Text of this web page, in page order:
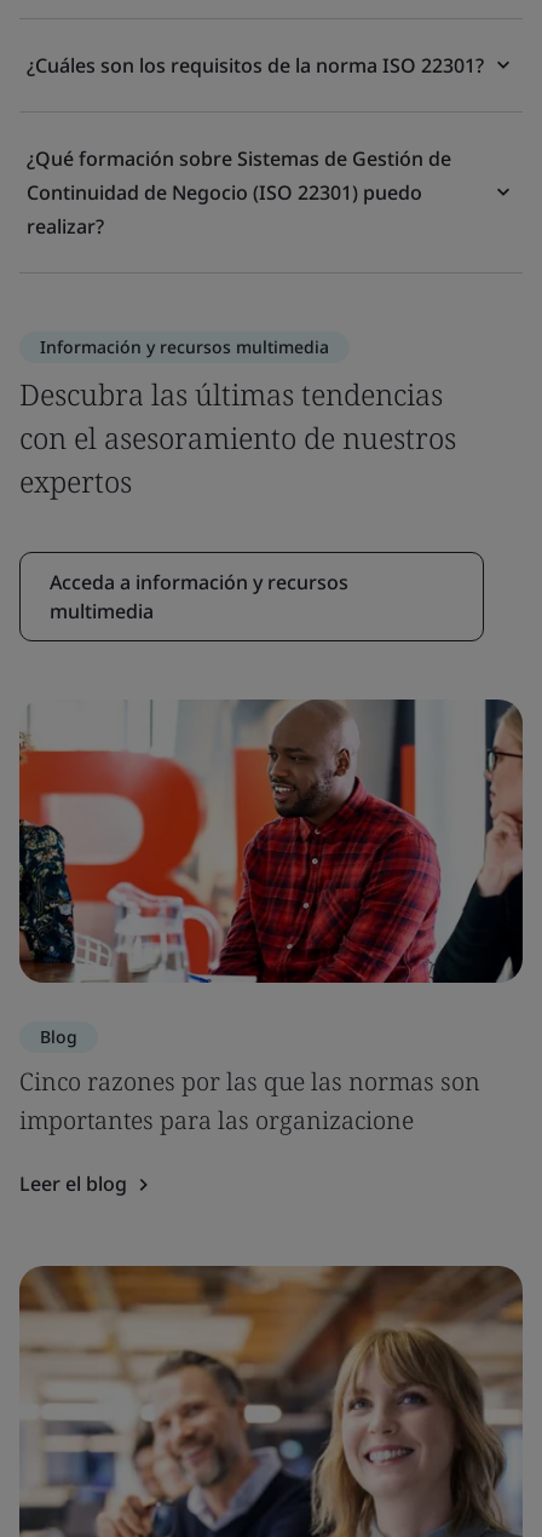
¿Cuáles son los requisitos de la norma ISO 22301?
¿Qué formación sobre Sistemas de Gestión de
Continuidad de Negocio (ISO 22301) puedo
realizar?
Información y recursos multimedia
Descubra las últimas tendencias
con el asesoramiento de nuestros
expertos
Acceda a información y recursos
multimedia
Blog
Cinco razones por las que las normas son
importantes para las organizacione
Leer el blog